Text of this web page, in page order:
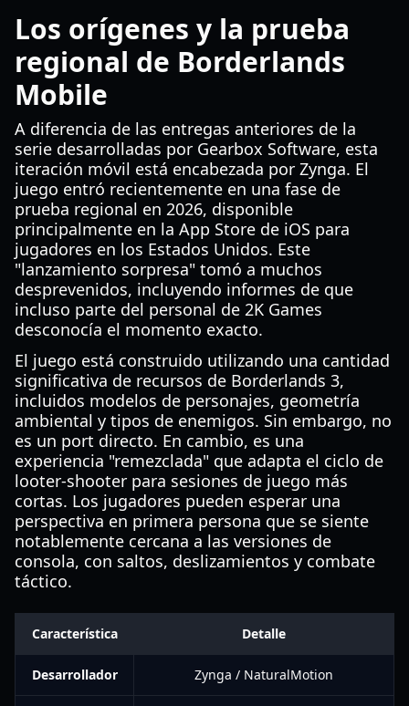
Los orígenes y la prueba
regional de Borderlands
Mobile
A diferencia de las entregas anteriores de la
serie desarrolladas por Gearbox Software, esta
iteración móvil está encabezada por Zynga. El
juego entró recientemente en una fase de
prueba regional en 2026, disponible
principalmente en la App Store de iOS para
jugadores en los Estados Unidos. Este
"lanzamiento sorpresa" tomó a muchos
desprevenidos, incluyendo informes de que
incluso parte del personal de 2K Games
desconocía el momento exacto.
El juego está construido utilizando una cantidad
significativa de recursos de Borderlands 3,
incluidos modelos de personajes, geometría
ambiental y tipos de enemigos. Sin embargo, no
es un port directo. En cambio, es una
experiencia "remezclada" que adapta el ciclo de
looter-shooter para sesiones de juego más
cortas. Los jugadores pueden esperar una
perspectiva en primera persona que se siente
notablemente cercana a las versiones de
consola, con saltos, deslizamientos y combate
táctico.
Característica Detalle
Desarrollador Zynga / NaturalMotion